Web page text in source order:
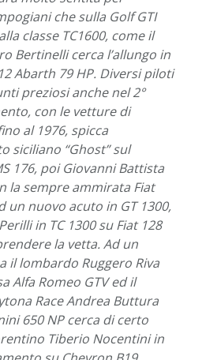
che sulla Golf GTI
classe TC1600, come il
Bertinelli cerca l’allungo in
Abarth 79 HP. Diversi piloti
preziosi anche nel 2°
con le vetture di
al 1976, spicca
siciliano “Ghost” sul
176, poi Giovanni Battista
la sempre ammirata Fiat
un nuovo acuto in GT 1300,
in TC 1300 su Fiat 128
la vetta. Ad un
il lombardo Ruggero Riva
Alfa Romeo GTV ed il
Race Andrea Buttura
650 NP cerca di certo
Tiberio Nocentini in